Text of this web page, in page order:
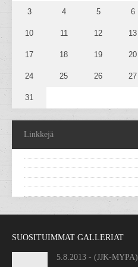
3 4 5 6
10 11 12 13
17 18 19 20
24 25 26 27
31
Linkkejä
SUOSITUIMMAT GALLERIAT
5.8.2013 - (JJK-MYPA)